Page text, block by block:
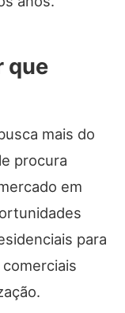
que
mais do
procura
em
para